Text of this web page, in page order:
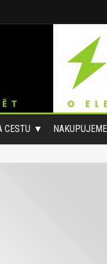
CESTU NAKUPUJEME